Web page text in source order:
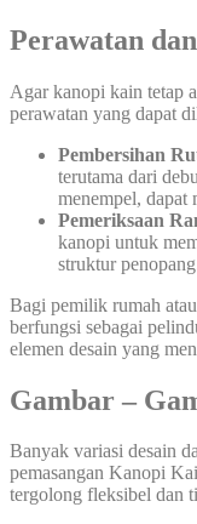
Perawatan
Agar kanopi kain tetap
perawatan yang dapat
Pembersihan
terutama dari
menempel, dapat
Pemeriksaan
kanopi untuk
struktur
Bagi pemilik rumah
berfungsi sebagai
elemen desain yang
Gambar –
Banyak variasi desain
pemasangan Kanopi
tergolong fleksibel dan